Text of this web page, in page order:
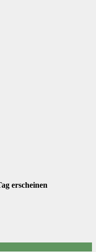
erscheinen